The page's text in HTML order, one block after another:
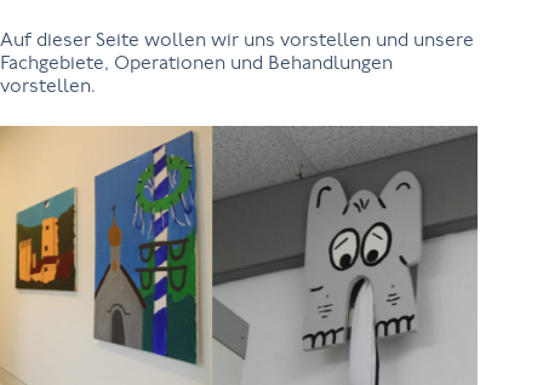
Auf dieser Seite wollen wir uns vorstellen und unsere
Fachgebiete, Operationen und Behandlungen
vorstellen.